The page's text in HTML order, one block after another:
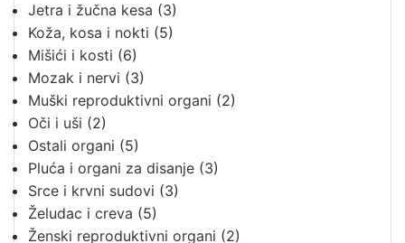
Jetra i žučna kesa (3)
Koža, kosa i nokti (5)
Mišići i kosti (6)
Mozak i nervi (3)
Muški reproduktivni organi (2)
Oči i uši (2)
Ostali organi (5)
Pluća i organi za disanje (3)
Srce i krvni sudovi (3)
Želudac i creva (5)
Ženski reproduktivni organi (2)